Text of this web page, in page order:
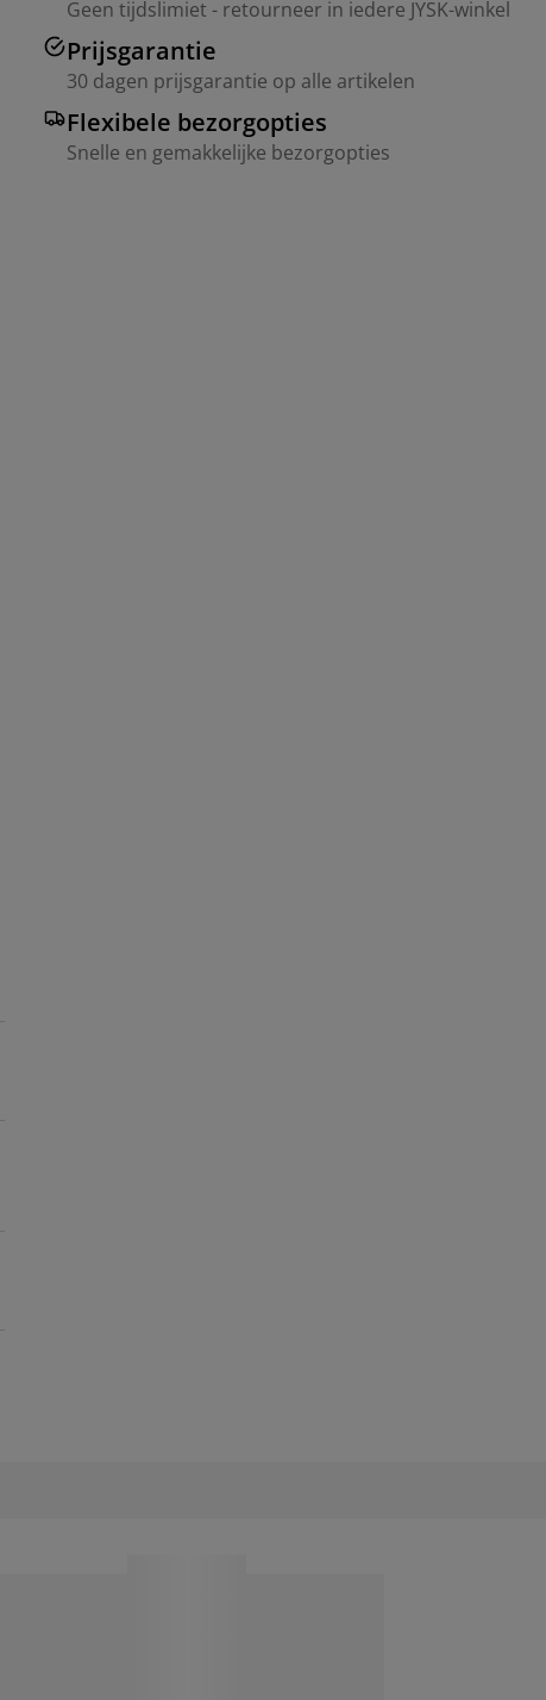
Geen tijdslimiet - retourneer in iedere JYSK-winkel
Prijsgarantie
30 dagen prijsgarantie op alle artikelen
Flexibele bezorgopties
Snelle en gemakkelijke bezorgopties